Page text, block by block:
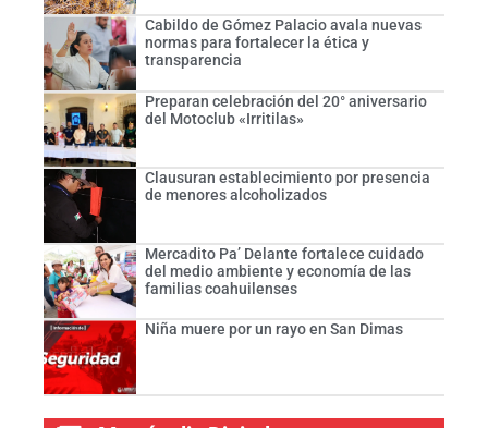
Cabildo de Gómez Palacio avala nuevas
normas para fortalecer la ética y
transparencia
Preparan celebración del 20° aniversario
del Motoclub «Irritilas»
Clausuran establecimiento por presencia
de menores alcoholizados
Mercadito Pa’ Delante fortalece cuidado
del medio ambiente y economía de las
familias coahuilenses
Niña muere por un rayo en San Dimas